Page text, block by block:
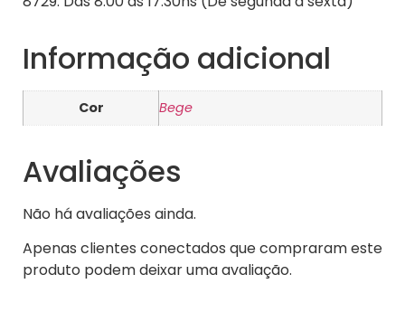
Informação adicional
Cor Bege
Avaliações
Não há avaliações ainda.
Apenas clientes conectados que compraram este
produto podem deixar uma avaliação.